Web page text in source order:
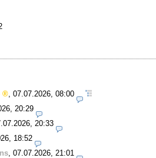
07.07.2026, 08:00
20:29
20:33
18:52
07.07.2026, 21:01